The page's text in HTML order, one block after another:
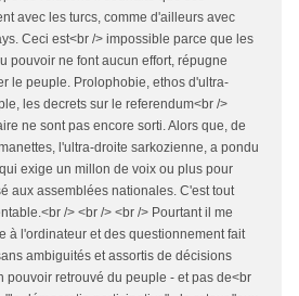
avec les turcs, comme d'ailleurs avec
Ceci est<br /> impossible parce que les
pouvoir ne font aucun effort, répugne
le peuple. Prolophobie, ethos d'ultra-
les decrets sur le referendum<br />
ne sont pas encore sorti. Alors que, de
l'ultra-droite sarkozienne, a pondu
exige un millon de voix ou plus pour
aux assemblées nationales. C'est tout
/> <br /> <br /> Pourtant il me
à l'ordinateur et des questionnement fait
ambiguités et assortis de décisions
pouvoir retrouvé du peuple - et pas de<br